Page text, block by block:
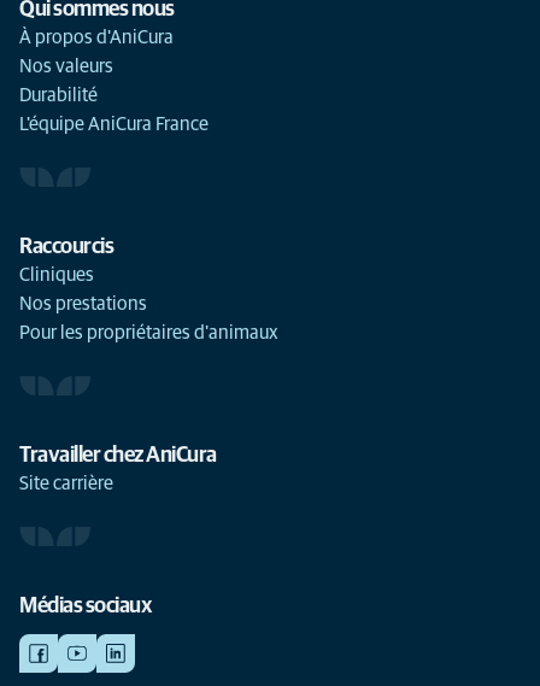
Qui sommes nous
À propos d'AniCura
Nos valeurs
Durabilité
L'équipe AniCura France
Raccourcis
Cliniques
Nos prestations
Pour les propriétaires d'animaux
Travailler chez AniCura
Site carrière
Médias sociaux